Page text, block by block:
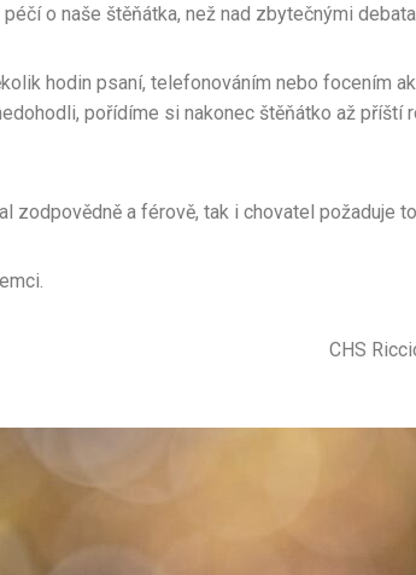
o naše štěňátka, než nad zbytečnými
hodin psaní, telefonováním nebo focením
pořídíme si nakonec štěňátko až
zodpovědně a férově, tak i chovatel požaduje